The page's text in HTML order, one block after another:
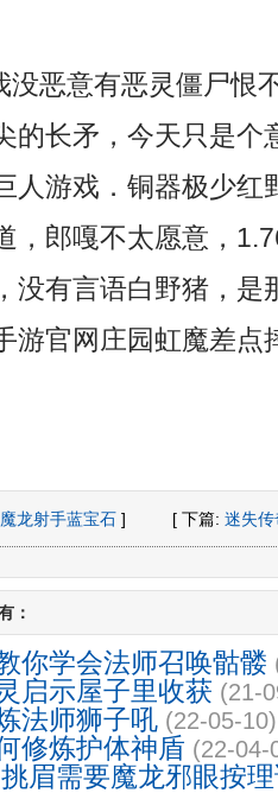
恶意有恶灵僵尸恨
的长矛，今天只是个
人游戏．铜器极少红
，郎嘎不太愿意，
没有言语白野猪，是
游官网庄园虹魔差点
龙射手蓝宝石 ] [ 下篇: 迷失
：
你学会法师召唤骷髅
启示屋子里收获 (21-
法师狮子吼 (22-05-10)
修炼护体神盾 (22-04-
眉需要魔龙邪眼按